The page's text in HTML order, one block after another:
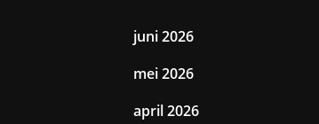
juni 2026
mei 2026
april 2026